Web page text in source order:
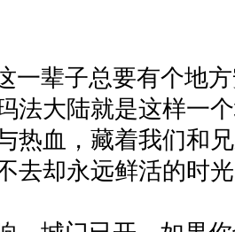
一辈子总要有个地
法大陆就是这样一
热血，藏着我们和
去却永远鲜活的时